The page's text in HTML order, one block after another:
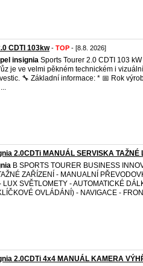
CDTI 103kw- TOP - [8.8. 2026]
insignia Sports Tourer 2.0 CDTI 103
je ve velmi pěkném technickém i
🔧 Základní informace: * 📅 Rok
2.0CDTi MANUÁL SERVISKA TAŽNÉ
B SPORTS TOURER BUSINESS
ZAŘÍZENÍ - MANUALNÍ
LUX SVĚTLOMETY - AUTOMATICKÉ
OVLÁDÁNÍ) - NAVIGACE -
2.0CDTi 4x4 MANUÁL KAMERA